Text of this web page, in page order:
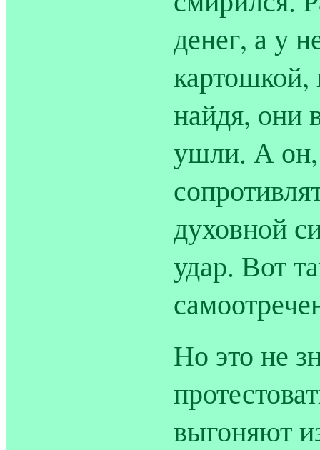
денег, а у
найдя, они
ушли. А он,
духовной
удар. Вот
Но это не
выгоняют